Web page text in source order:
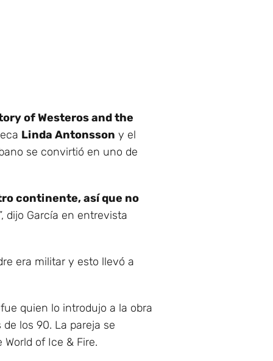
of Westeros and the
Linda Antonsson y el
se convirtió en uno de
continente, así que no
”, dijo García en entrevista
era militar y esto llevó a
quien lo introdujo a la obra
los 90. La pareja se
of Ice & Fire.